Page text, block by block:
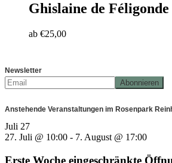
Ghislaine de Féligonde
ab €25,00
Newsletter
Anstehende Veranstaltungen im Rosenpark
Juli 27
27. Juli @ 10:00 - 7. August @ 17:00
Erste Woche eingeschränkte